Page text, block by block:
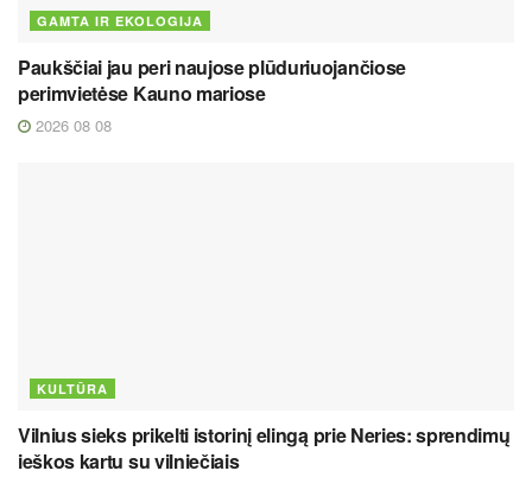
GAMTA IR EKOLOGIJA
Paukščiai jau peri naujose plūduriuojančiose
perimvietėse Kauno mariose
2026 08 08
KULTŪRA
Vilnius sieks prikelti istorinį elingą prie Neries: sprendimų
ieškos kartu su vilniečiais